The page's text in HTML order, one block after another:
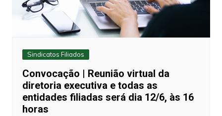
Sindicatos Filiados
Convocação | Reunião virtual da
diretoria executiva e todas as
entidades filiadas será dia 12/6, às 16
horas